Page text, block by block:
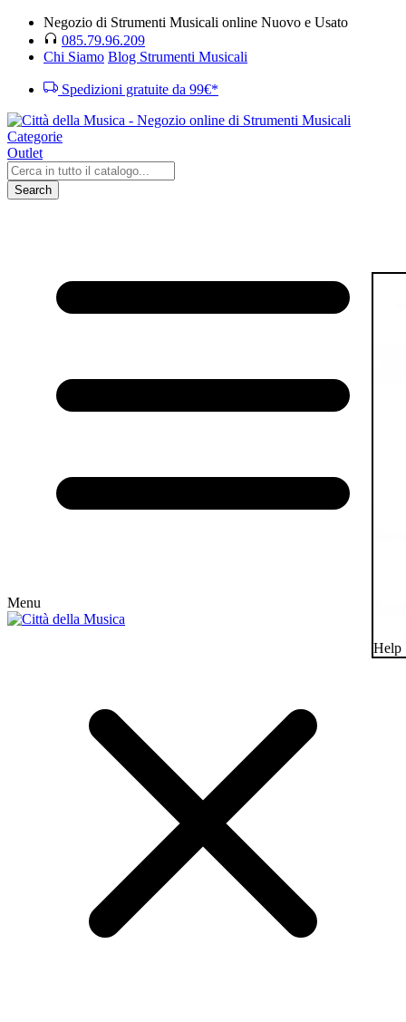
Negozio di Strumenti Musicali online Nuovo e Usato
085.79.96.209
Chi Siamo Blog Strumenti Musicali
Spedizioni gratuite da 99€*
Categorie
Outlet
Search
Menu
Help